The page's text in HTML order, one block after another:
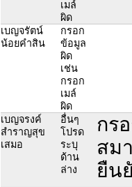
เมล์
ผิด
เบญจรัตน์
น้อยคำสิน
กรอก
ข้อมูล
ผิด
เช่น
กรอก
เมล์
ผิด
เบญจรงค์
สำราญสุข
เสมอ
อื่นๆ
โปรด
ระบุ
ด้าน
ล่าง
กร
สม
ยืน